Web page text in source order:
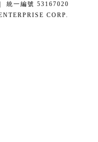
統一編號 53167020
CORP.